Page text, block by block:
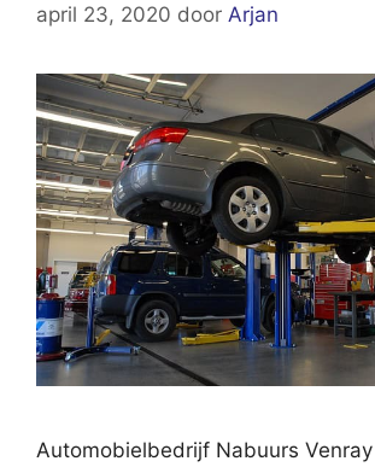
april 23, 2020 door Arjan
Automobielbedrijf Nabuurs